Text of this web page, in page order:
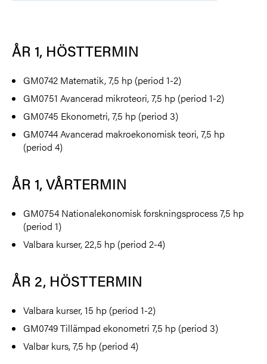
ÅR 1, HÖSTTERMIN
GM0742 Matematik, 7,5 hp (period 1-2)
GM0751 Avancerad mikroteori, 7,5 hp (period 1-2)
GM0745 Ekonometri, 7,5 hp (period 3)
GM0744 Avancerad makroekonomisk teori, 7,5 hp
(period 4)
ÅR 1, VÅRTERMIN
GM0754 Nationalekonomisk forskningsprocess 7,5 hp
(period 1)
Valbara kurser, 22,5 hp (period 2-4)
ÅR 2, HÖSTTERMIN
Valbara kurser, 15 hp (period 1-2)
GM0749 Tillämpad ekonometri 7,5 hp (period 3)
Valbar kurs, 7,5 hp (period 4)